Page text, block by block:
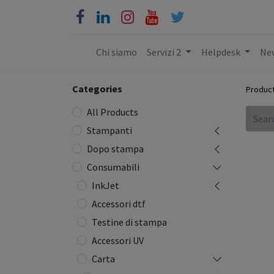
Chi siamo Servizi 2 Helpdesk
Categories
All Products
Stampanti
Dopo stampa
Consumabili
InkJet
Accessori dtf
Testine di stampa
Accessori UV
Carta